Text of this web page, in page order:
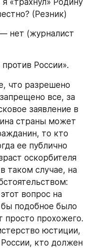
«трахнул» Родину
(Резник)
нет (журналист
России».
что разрешено
все, за
заявление в
страны может
то кто
ее публично
оскорбителя
таком случае, на
вопрос на
подобное было
просто прохожего.
юстиции,
кто должен